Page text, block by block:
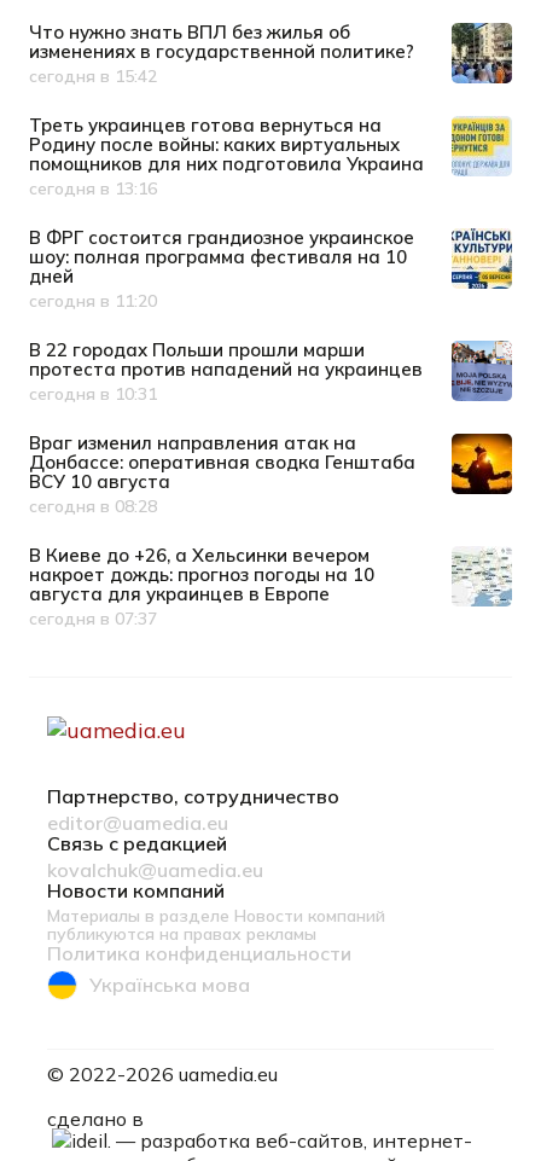
Что нужно знать ВПЛ без жилья об
изменениях в государственной политике?
Дата публикации
сегодня в 15:42
Треть украинцев готова вернуться на
Родину после войны: каких виртуальных
помощников для них подготовила Украина
Дата публикации
сегодня в 13:16
В ФРГ состоится грандиозное украинское
шоу: полная программа фестиваля на 10
дней
Дата публикации
сегодня в 11:20
В 22 городах Польши прошли марши
протеста против нападений на украинцев
Дата публикации
сегодня в 10:31
Враг изменил направления атак на
Донбассе: оперативная сводка Генштаба
ВСУ 10 августа
Дата публикации
сегодня в 08:28
В Киеве до +26, а Хельсинки вечером
накроет дождь: прогноз погоды на 10
августа для украинцев в Европе
Дата публикации
сегодня в 07:37
Партнерство, сотрудничество
editor@uamedia.eu
Связь с редакцией
kovalchuk@uamedia.eu
Новости компаний
Материалы в разделе Новости компаний
публикуются на правах рекламы
Политика конфиденциальности
Українська мова
© 2022-2026 uamedia.eu
сделано в